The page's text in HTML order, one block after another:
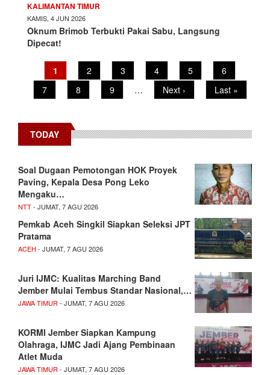
KALIMANTAN TIMUR
KAMIS, 4 JUN 2026
Oknum Brimob Terbukti Pakai Sabu, Langsung
Dipecat!
PaginationCurrent
page
1 Page
2 Page
3 Page
4 Page
5 Page
6
Page
7 Page
8 Page
9 …
Next
page
Next ›
Last
page
Last »
TODAY
​Soal Dugaan Pemotongan HOK Proyek
Paving, Kepala Desa Pong Leko
Mengaku…
NTT- JUMAT, 7 AGU 2026
Pemkab Aceh Singkil Siapkan Seleksi JPT
Pratama
ACEH - JUMAT, 7 AGU 2026
Juri IJMC: Kualitas Marching Band
Jember Mulai Tembus Standar Nasional,…
JAWA TIMUR - JUMAT, 7 AGU 2026
KORMI Jember Siapkan Kampung
Olahraga, IJMC Jadi Ajang Pembinaan
Atlet Muda
JAWA TIMUR - JUMAT, 7 AGU 2026